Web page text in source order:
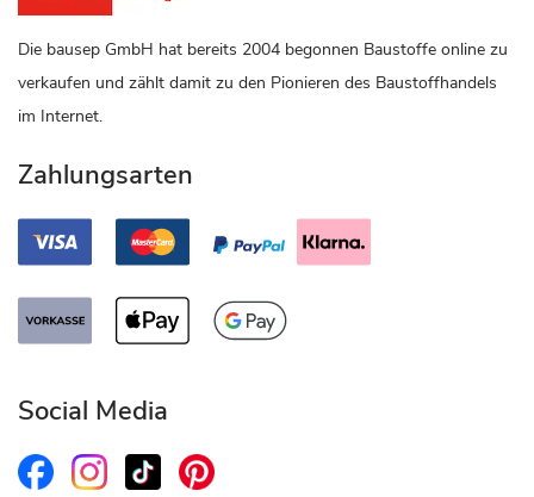
Die bausep GmbH hat bereits 2004 begonnen Baustoffe online zu
verkaufen und zählt damit zu den Pionieren des Baustoffhandels
im Internet.
Zahlungsarten
Social Media